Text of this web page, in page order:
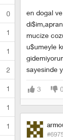
0
1
1
2
1
1
1
en dogal
mucize
u$umeyle
sayesinde
3 0